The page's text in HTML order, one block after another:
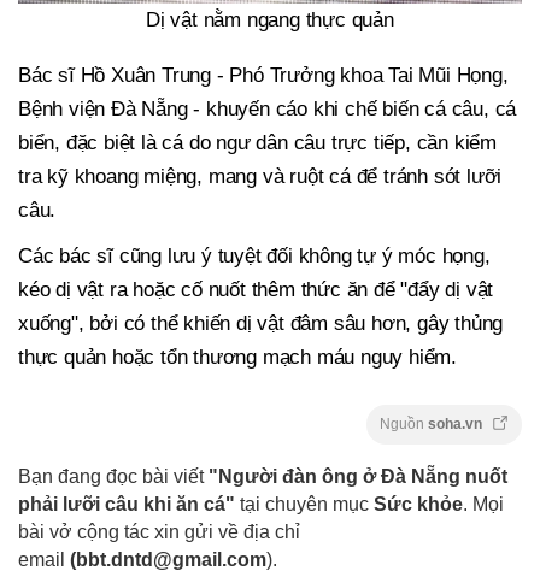
Dị vật nằm ngang thực quản
Bác sĩ Hồ Xuân Trung - Phó Trưởng khoa Tai Mũi Họng,
Bệnh viện Đà Nẵng - khuyến cáo khi chế biến cá câu, cá
biển, đặc biệt là cá do ngư dân câu trực tiếp, cần kiểm
tra kỹ khoang miệng, mang và ruột cá để tránh sót lưỡi
câu.
Các bác sĩ cũng lưu ý tuyệt đối không tự ý móc họng,
kéo dị vật ra hoặc cố nuốt thêm thức ăn để "đẩy dị vật
xuống", bởi có thể khiến dị vật đâm sâu hơn, gây thủng
thực quản hoặc tổn thương mạch máu nguy hiểm.
Nguồn soha.vn
Bạn đang đọc bài viết "Người đàn ông ở Đà Nẵng nuốt
phải lưỡi câu khi ăn cá" tại chuyên mục Sức khỏe. Mọi
bài vở cộng tác xin gửi về địa chỉ
email (bbt.dntd@gmail.com).